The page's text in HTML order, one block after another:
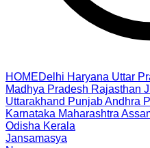
HOMEDelhi Haryana Uttar
Madhya Pradesh Rajasthan
Uttarakhand PunjabAndhra
Karnataka Maharashtra
Odisha Kerala
Jansamasya